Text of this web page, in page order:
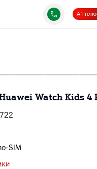
А1
Watch Kids 4
SIM